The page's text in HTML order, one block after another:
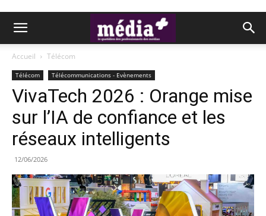
Accueil Télécom
Télécom Télécommunications - Evènements
VivaTech 2026 : Orange mise
sur l’IA de confiance et les
réseaux intelligents
12/06/2026